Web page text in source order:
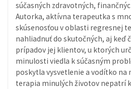
súčasných zdravotných,
Autorka, aktívna terapeutka s
skúsenosťou v oblasti regresnej
nahliadnuť do skutočných, aj keď
prípadov jej klientov, u ktorých
minulosti viedla k súčasným
poskytla vysvetlenie a vodítko na
terapia minulých životov nepatrí